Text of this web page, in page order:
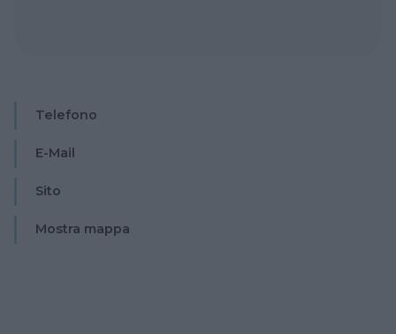
Telefono
E-Mail
Sito
Mostra mappa